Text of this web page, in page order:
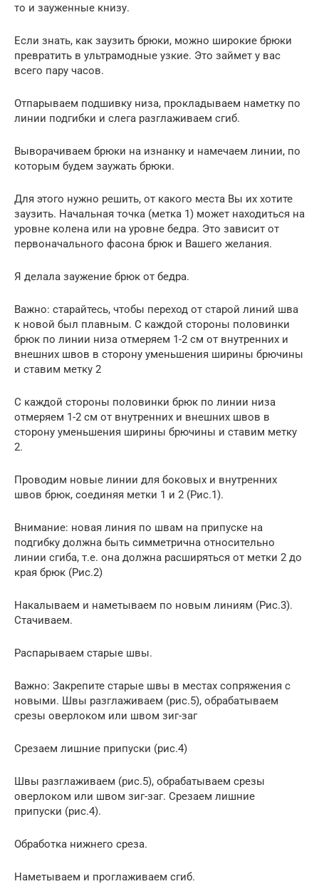
то и зауженные книзу.
Если знать, как заузить брюки, можно широкие брюки
превратить в ультрамодные узкие. Это займет у вас
всего пару часов.
Отпарываем подшивку низа, прокладываем наметку по
линии подгибки и слега разглаживаем сгиб.
Выворачиваем брюки на изнанку и намечаем линии, по
которым будем заужать брюки.
Для этого нужно решить, от какого места Вы их хотите
заузить. Начальная точка (метка 1) может находиться на
уровне колена или на уровне бедра. Это зависит от
первоначального фасона брюк и Вашего желания.
Я делала заужение брюк от бедра.
Важно: старайтесь, чтобы переход от старой линий шва
к новой был плавным. С каждой стороны половинки
брюк по линии низа отмеряем 1-2 см от внутренних и
внешних швов в сторону уменьшения ширины брючины
и ставим метку 2
С каждой стороны половинки брюк по линии низа
отмеряем 1-2 см от внутренних и внешних швов в
сторону уменьшения ширины брючины и ставим метку
2.
Проводим новые линии для боковых и внутренних
швов брюк, соединяя метки 1 и 2 (Рис.1).
Внимание: новая линия по швам на припуске на
подгибку должна быть симметрична относительно
линии сгиба, т.е. она должна расширяться от метки 2 до
края брюк (Рис.2)
Накалываем и наметываем по новым линиям (Рис.3).
Стачиваем.
Распарываем старые швы.
Важно: Закрепите старые швы в местах сопряжения с
новыми. Швы разглаживаем (рис.5), обрабатываем
срезы оверлоком или швом зиг-заг
Срезаем лишние припуски (рис.4)
Швы разглаживаем (рис.5), обрабатываем срезы
оверлоком или швом зиг-заг. Срезаем лишние
припуски (рис.4).
Обработка нижнего среза.
Наметываем и проглаживаем сгиб.